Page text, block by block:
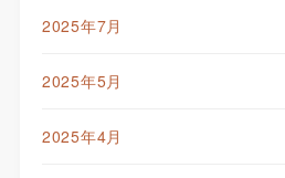
2025年7月
2025年5月
2025年4月